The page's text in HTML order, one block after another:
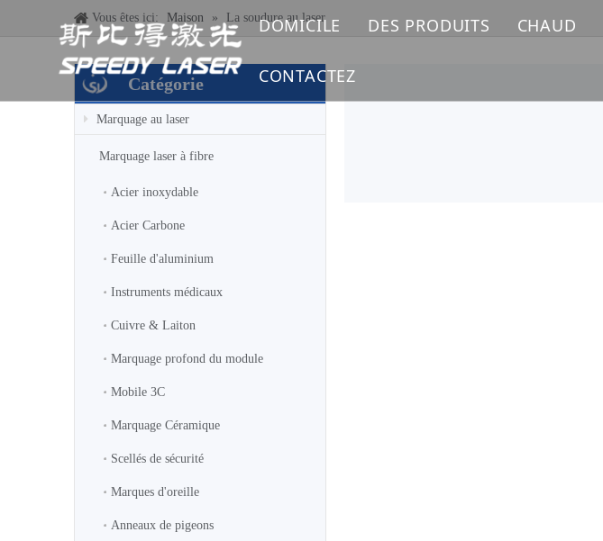
DOMICILE DES PRODUITS CHAUD
CONTACTEZ
Vous êtes ici: Maison » La soudure au laser
Catégorie
Marquage au laser
Marquage laser à fibre
Acier inoxydable
Acier Carbone
Feuille d'aluminium
Instruments médicaux
Cuivre & Laiton
Marquage profond du module
Mobile 3C
Marquage Céramique
Scellés de sécurité
Marques d'oreille
Anneaux de pigeons